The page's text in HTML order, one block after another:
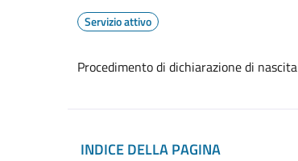
Servizio attivo
Procedimento di dichiarazione di nascita
INDICE DELLA PAGINA